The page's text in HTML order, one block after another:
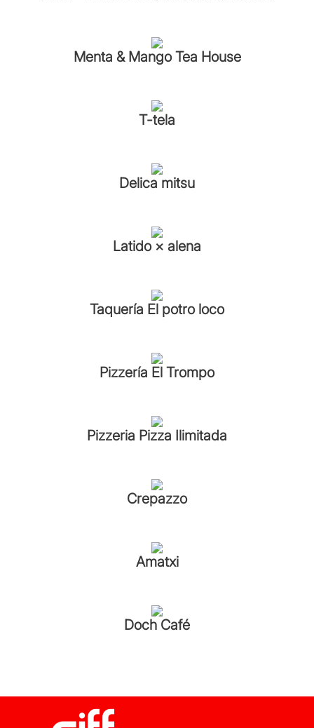
Menta & Mango Tea House
T-tela
Delica mitsu
Latido × alena
Taquería El potro loco
Pizzería El Trompo
Pizzeria Pizza Ilimitada
Crepazzo
Amatxi
Doch Café